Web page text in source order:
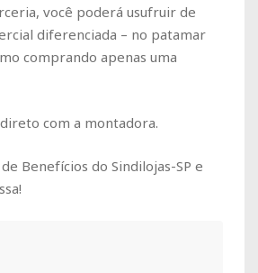
você poderá usufruir de
diferenciada – no patamar
comprando apenas uma
com a montadora.
Benefícios do Sindilojas-SP e